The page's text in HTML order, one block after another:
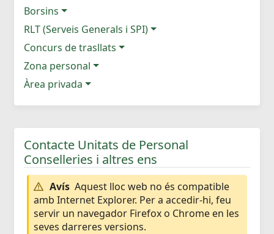
Borsins
RLT (Serveis Generals i SPI)
Concurs de trasllats
Zona personal
Àrea privada
Contacte Unitats de Personal
Conselleries i altres ens
Avís Aquest lloc web no és compatible
amb Internet Explorer. Per a accedir-hi, feu
servir un navegador Firefox o Chrome en les
seves darreres versions.